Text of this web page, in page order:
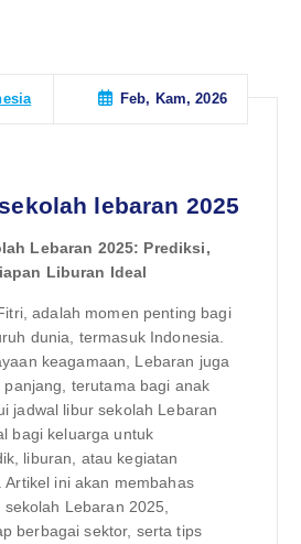
Feb, Kam, 2026
lebaran 2025
Lebaran 2025: Prediksi,
Liburan Ideal
adalah momen penting bagi
dunia, termasuk Indonesia.
keagamaan, Lebaran juga
terutama bagi anak
jadwal libur sekolah Lebaran
bagi keluarga untuk
liburan, atau kegiatan
Artikel ini akan membahas
Lebaran 2025,
berbagai sektor, serta tips